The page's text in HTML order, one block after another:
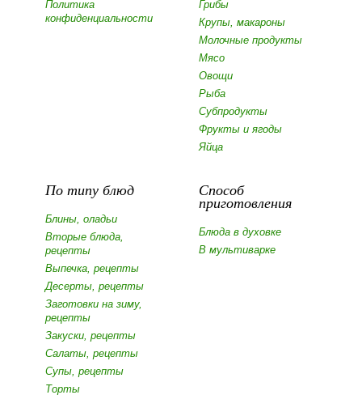
Политика
конфиденциальности
Грибы
Крупы, макароны
Молочные продукты
Мясо
Овощи
Рыба
Субпродукты
Фрукты и ягоды
Яйца
По типу блюд
Блины, оладьи
Вторые блюда,
рецепты
Выпечка, рецепты
Десерты, рецепты
Заготовки на зиму,
рецепты
Закуски, рецепты
Салаты, рецепты
Супы, рецепты
Торты
Способ
приготовления
Блюда в духовке
В мультиварке